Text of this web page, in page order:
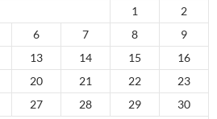
1
2
6 7 8
9
13 14 15
16
20 21 22
23
27 28 29
30